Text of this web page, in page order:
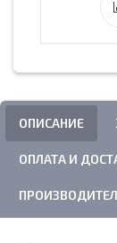
ОПИСАНИЕ
ОПЛАТА И